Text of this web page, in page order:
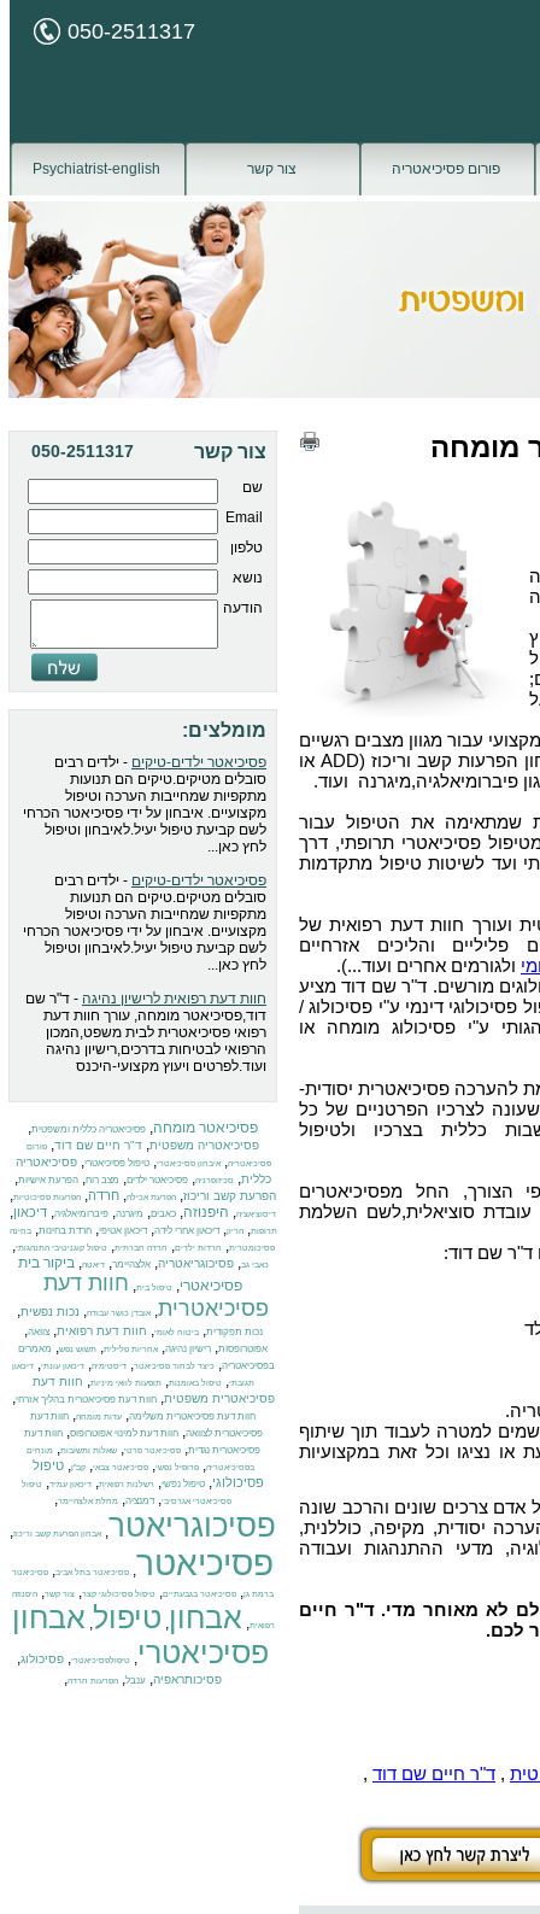
050-2511317
פורום פסיכיאטריה צור קשר Psychiatrist-english
מומחה
עבור מגוון מצבים רגשיים
, איבחון הפרעות קשב וריכוז (ADD או
שמתאימה את הטיפול עבור
פסיכיאטרי תרופתי, דרך
ועד לשיטות טיפול מתקדמות
ועורך חוות דעת רפואית של
והליכים אזרחיים
ולגורמים אחרים ועוד...).
מורשים. ד"ר שם דוד מציע
דינמי ע"י פסיכולוג /
ע"י פסיכולוג מומחה או
להערכה פסיכיאטרית יסודית-
לצרכיו הפרטניים של כל
כללית בצרכיו ולטיפול
הצורך, החל מפסיכיאטרים
עובדת סוציאלית,לשם השלמת
ד"ר שם דוד:
למטרה לעבוד תוך שיתוף
נציגו וכל זאת במקצועיות
צרכים שונים והרכב שונה
יסודית, מקיפה, כוללנית,
מדעי ההתנהגות ועבודה
לא מאוחר מדי. ד"ר חיים
לכם.
, ד"ר חיים שם דוד ,
050-2511317 צור קשר
שם
Email
טלפון
נושא
הודעה
מומלצים:
פסיכיאטר ילדים-טיקים - ילדים רבים
סובלים מטיקים.טיקים הם תנועות
מתקפיות שמחייבות הערכה וטיפול
מקצועיים. איבחון על ידי פסיכיאטר הכרחי
לשם קביעת טיפול יעיל.לאיבחון וטיפול
לחץ כאן...
פסיכיאטר ילדים-טיקים - ילדים רבים
סובלים מטיקים.טיקים הם תנועות
מתקפיות שמחייבות הערכה וטיפול
מקצועיים. איבחון על ידי פסיכיאטר הכרחי
לשם קביעת טיפול יעיל.לאיבחון וטיפול
לחץ כאן...
חוות דעת רפואית לרישיון נהיגה - ד"ר שם
דוד,פסיכיאטר מומחה, עורך חוות דעת
רפואי פסיכיאטרית לבית משפט,המכון
הרפואי לבטיחות בדרכים,רישיון נהיגה
ועוד.לפרטים ויעוץ מקצועי-היכנס
פסיכיאטר מומחה, פסיכיאטריה כללית ומשפטית,
פסיכיאטריה משפטית, ד"ר חיים שם דוד, פורום
פסיכיאטריה,איבחון פסיכיאטרי,טיפול פסיכיאטרי,פסיכיאטריה
כללית, סכיזופרניה, פסיכיאטר ילדים, מצב רוח, הפרעת אישיות,
הפרעת קשב וריכוז, הפרעת אכילה, חרדה, הפרעות פסיכוטיות,
דיסוציאציה, היפנוזה, כאבים, מיגרנה, פיברומיאלגיה, דיכאון,
תרופות,הריון,דיכאון אחרי לידה,דיכאון אטיפי,חרדת בחינות,בחינה
פסיכומטרית, חרדות ילדים, חרדה חברתית,טיפול קוגניטיבי התנהגותי,
כאבי גב,פסיכוגריאטריה,אלצהיימר,דיאטה,ביקור בית
פסיכיאטרי, טיפול בית, חוות דעת
פסיכיאטרית, אובדן כושר עבודה, נכות נפשית,
נכות תפקודית,ביטוח לאומי, חוות דעת רפואית,צוואה,
אפוטרופסות, רישיון נהיגה, אחריות פלילית, תשוש נפש, מאמרים
בפסיכיאטריה,כיצד לבחור פסיכיאטר,דיסטימיה,דיכאון עונתי,דיכאון
תגובתי,טיפול באומנות,תופעות לוואי מיניות, חוות דעת
פסיכיאטרית משפטית,חוות דעת פסיכיאטרית בהליך אזרחי,
חוות דעת פסיכיאטרית משלימה, עדות מומחה, חוות דעת
פסיכיאטרית לצוואה,חוות דעת למינוי אפוטרופוס,חוות דעת
פסיכיאטרית נגדית,פסיכיאטר פרטי,שאלות ותשובות,מונחים
בפסיכיאטריה,פרופיל נפשי,פסיכיאטר צבאי,קב"ן,טיפול
פסיכולוגי, טיפול נפשי, רשלנות רפואית, דיכאון עמיד, טיפול
פסיכיאטרי אגרסיבי,דמנציה, מחלת אלצהיימר,
פסיכוגריאטר, אבחון הפרעת קשב וריכוז,
פסיכיאטר, פסיכיאטר בתל אביב, פסיכיאטר
ברמת גן, פסיכיאטר בגבעתיים, טיפול פסיכולוגי קצר, צור קשר, היפנוזה
רפואית, אבחון, טיפול, אבחון
פסיכיאטרי, טיפולפסיכיאטרי, פסיכולוג,
פסיכותראפיה, ענבל, הפרעות חרדה,